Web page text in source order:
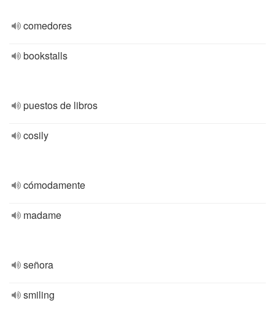
comedores
bookstalls
puestos de libros
cosily
cómodamente
madame
señora
smiling